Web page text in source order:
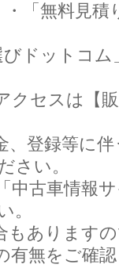
「無料見積
ドットコ
クセスは【
、登録等に
さい。
中古車情報
。
もあります
有無をご確